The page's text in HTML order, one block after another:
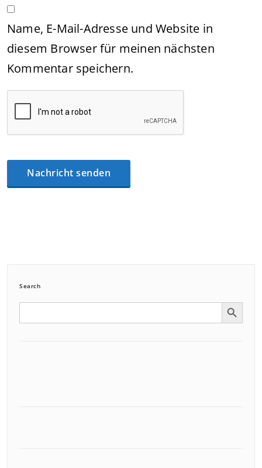
Name, E-Mail-Adresse und Website in
diesem Browser für meinen nächsten
Kommentar speichern.
Search
Search Search Button